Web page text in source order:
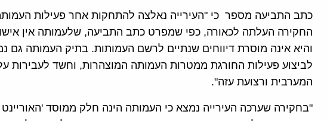
כתב התביעה מספר כי "העירייה נאלצה להתחקות אחר פעילות
החקירה העלתה לכאורה, כפי שמפרט כתב התביעה, שלעמותה אין אישור
והיא אינה מוסרת דיווחים שנתיים לרשם העמותות. בתיק העמותה
לביצוע פעילות החורגת ממטרות העמותה המוצהרות, וחשד לעבירות
המערבית ורצועת עזה".
"בחקירה שערכה העירייה נמצא כי העמותה הינה חלק ממוסד